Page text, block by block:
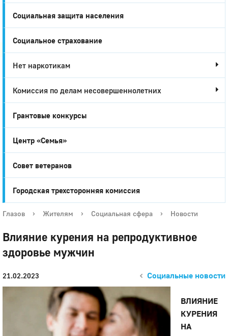
Город
Глазов
Социальная защита населения
Социальное страхование
Нет наркотикам
Комиссия по делам несовершеннолетних
Грантовые конкурсы
Центр «Семья»
Совет ветеранов
Городская трехсторонняя комиссия
Глазов › Жителям › Социальная сфера › Новости
Влияние курения на репродуктивное
здоровье мужчин
21.02.2023 Социальные новости
ВЛИЯНИЕ
КУРЕНИЯ
НА